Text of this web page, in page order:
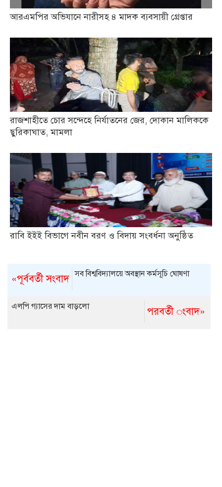
আরএমপির অভিযানে নারীসহ ৪ মাদক ব্যবসায়ী গ্রেপ্তার
রাজশাহীতে চোর সন্দেহে নির্যাতনের জের, দোকান মালিককে
ছুরিকাঘাত, মামলা
রাবি ইইই বিভাগে নবীন বরণ ও বিদায় সংবর্ধনা অনুষ্ঠিত
«পূর্ববর্তী সংবাদ সব বিশ্ববিদ্যালয়ে অবস্থান কর্মসূচি ঘোষণা
পরবর্তী ংবাদ»
এলপি গ্যাসের দাম বাড়লো